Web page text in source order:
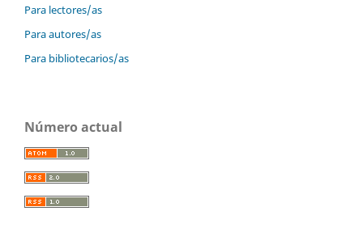
Para lectores/as
Para autores/as
Para bibliotecarios/as
Número actual